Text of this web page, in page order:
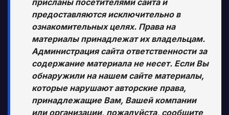
присланы посетителями сайта и
предоставляются исключительно в
ознакомительных целях. Права на
материалы принадлежат их владельцам.
Администрация сайта ответственности за
содержание материала не несет. Если Вы
обнаружили на нашем сайте материалы,
которые нарушают авторские права,
принадлежащие Вам, Вашей компании
или организации, пожалуйста, сообщите